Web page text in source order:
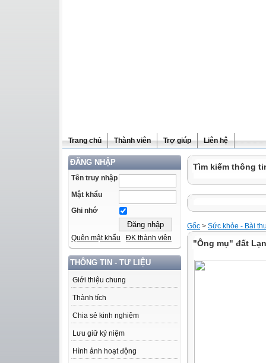
Trang chủ Thành viên Trợ giúp Liên hệ
ĐĂNG NHẬP
Tên truy nhập
Mật khẩu
Ghi nhớ
Quên mật khẩu ĐK thành viên
THÔNG TIN - TƯ LIỆU
Giới thiệu chung
Thành tích
Chia sẻ kinh nghiệm
Lưu giữ kỷ niệm
Hình ảnh hoạt động
Tìm kiếm thông
Gốc > Sức khỏe - Bài
"Ông mụ" đất